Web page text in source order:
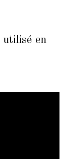
utilisé en